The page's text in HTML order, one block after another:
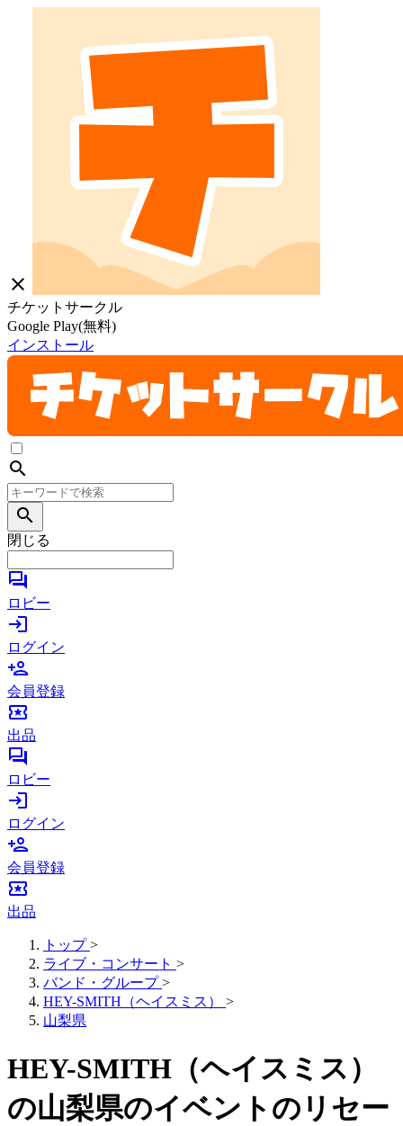
close
チケットサークル
Google Play(無料)
インストール
search
search
閉じる
forum
ロビー
login
ログイン
person_add
会員登録
local_activity
出品
forum
ロビー
login
ログイン
person_add
会員登録
local_activity
出品
トップ >
ライブ・コンサート >
バンド・グループ >
HEY-SMITH（ヘイスミス）
>
山梨県
HEY-SMITH（ヘイスミス）
の山梨県のイベントのリセー